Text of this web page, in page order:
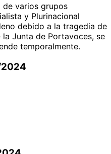
varios grupos
y Plurinacional
debido a la tragedia de
la Junta de Portavoces, se
temporalmente.
2024